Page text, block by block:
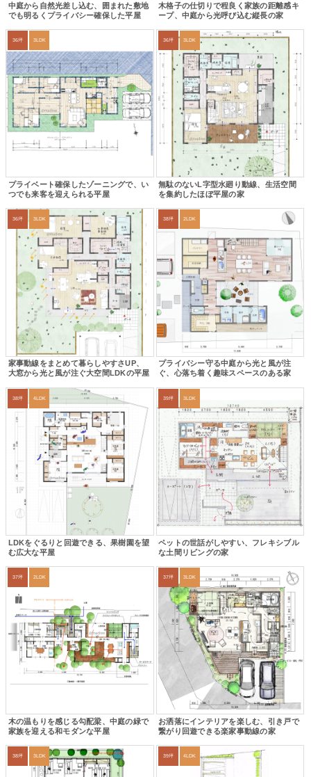
中庭から自然光差し込む、囲まれた敷地
でも明るくプライバシー確保した平屋
木格子の仕切りで程良く家族の距離感キ
ープ、中庭から光呼び込む縦長の家
36坪 3LDK
プライベート確保したゾーニングで、い
つでも来客を迎えられる平屋
36坪 3LDK
無駄のないL字型水廻り動線、生活空間
を集約したほぼ平屋の家
36坪 3LDK
家事動線をまとめて暮らしやすさUP、
大窓から光と風が注ぐ大空間LDKの平屋
38坪 2LDK
プライバシー守る中庭から光と風が注
ぐ、心落ち着く趣味スペースのある家
38坪 4LDK
LDKをぐるりと回遊できる、果樹園を望
む広大な平屋
39坪 3LDK
ペットの世話がしやすい、フレキシブル
な土間リビングの家
37坪 2LDK
木の温もりを感じる勾配梁、中庭の緑で
家族を迎える和モダンな平屋
37坪 3LDK
お洒落にインテリアを楽しむ、引き戸で
繋がり回遊できる楽家事動線の家
38坪 3LDK 39坪 4LDK